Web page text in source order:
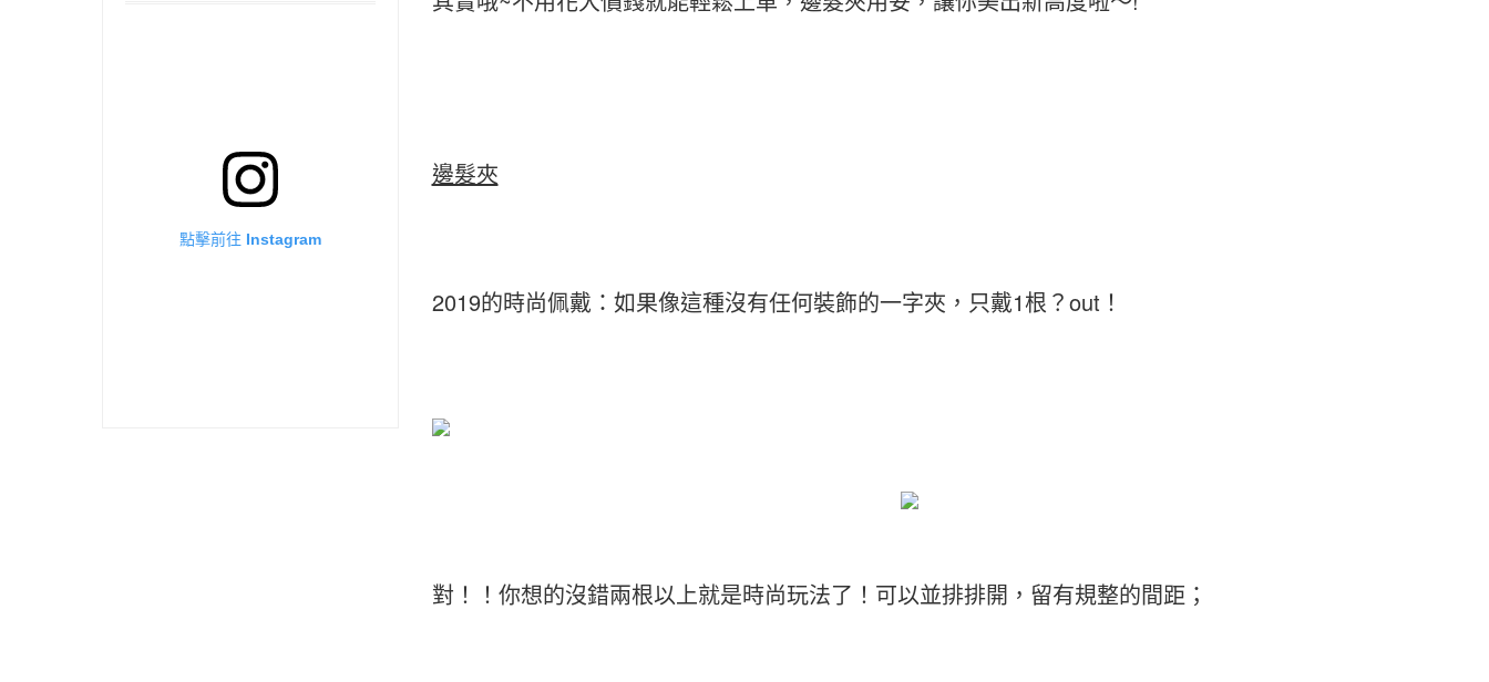
邊髮夾
2019的時尚佩戴：如果像這種沒有任何裝飾的一字夾，只戴1根？out！
對！！你想的沒錯兩根以上就是時尚玩法了！可以並排排開，留有規整的間距；
點擊前往 Instagram